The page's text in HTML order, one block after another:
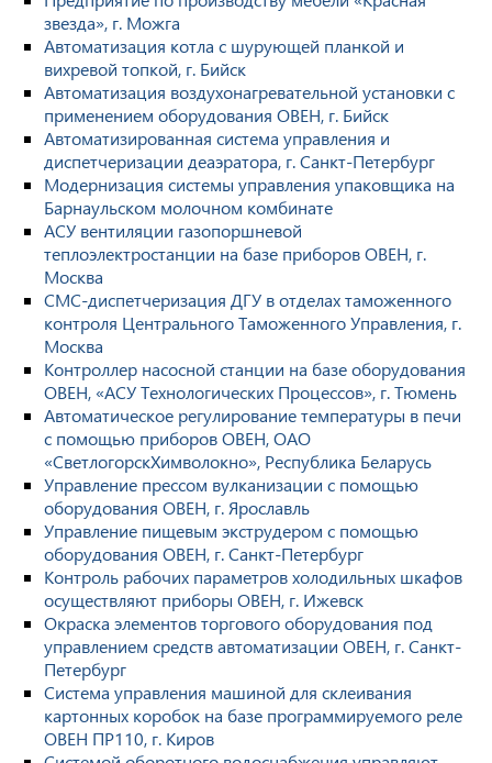
звезда», г. Можга
Автоматизация котла с шурующей планкой и
вихревой топкой, г. Бийск
Автоматизация воздухонагревательной установки с
применением оборудования ОВЕН, г. Бийск
Автоматизированная система управления и
диспетчеризации деаэратора, г. Санкт-Петербург
Модернизация системы управления упаковщика на
Барнаульском молочном комбинате
АСУ вентиляции газопоршневой
теплоэлектростанции на базе приборов ОВЕН, г.
Москва
СМС-диспетчеризация ДГУ в отделах таможенного
контроля Центрального Таможенного Управления, г.
Москва
Контроллер насосной станции на базе оборудования
ОВЕН, «АСУ Технологических Процессов», г. Тюмень
Автоматическое регулирование температуры в печи
с помощью приборов ОВЕН, ОАО
«СветлогорскХимволокно», Республика Беларусь
Управление прессом вулканизации с помощью
оборудования ОВЕН, г. Ярославль
Управление пищевым экструдером с помощью
оборудования ОВЕН, г. Санкт-Петербург
Контроль рабочих параметров холодильных шкафов
осуществляют приборы ОВЕН, г. Ижевск
Окраска элементов торгового оборудования под
управлением средств автоматизации ОВЕН, г. Санкт-
Петербург
Система управления машиной для склеивания
картонных коробок на базе программируемого реле
ОВЕН ПР110, г. Киров